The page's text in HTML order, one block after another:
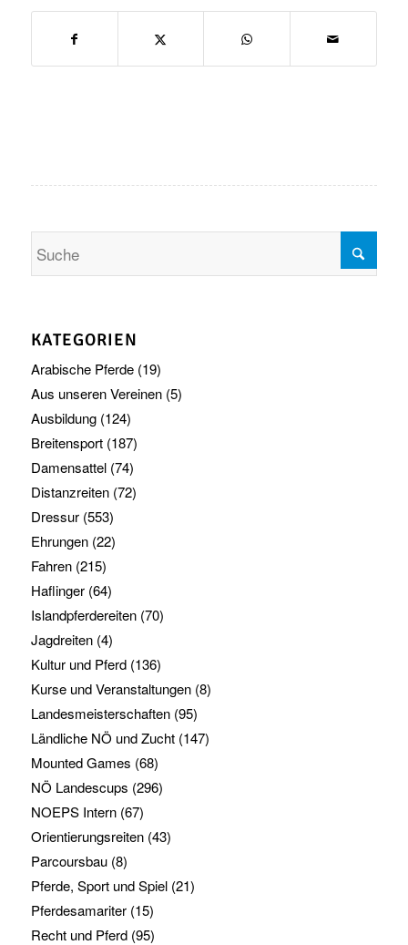
KATEGORIEN
Arabische Pferde(19)
Aus unseren Vereinen(5)
Ausbildung(124)
Breitensport(187)
Damensattel(74)
Distanzreiten(72)
Dressur(553)
Ehrungen(22)
Fahren(215)
Haflinger(64)
Islandpferdereiten(70)
Jagdreiten(4)
Kultur und Pferd(136)
Kurse und Veranstaltungen(8)
Landesmeisterschaften(95)
Ländliche NÖ und Zucht(147)
Mounted Games (68)
NÖ Landescups (296)
NOEPS Intern(67)
Orientierungsreiten(43)
Parcoursbau(8)
Pferde, Sport und Spiel(21)
Pferdesamariter(15)
Recht und Pferd(95)